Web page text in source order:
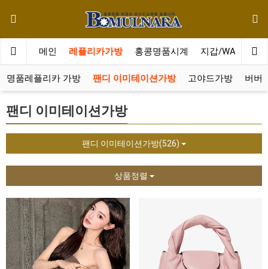
메인 레플리카가방 홍콩명품시계 지갑/WALLET
명품레플리카 가방 팬디 이미테이션가방 고야드가방 버버
팬디 이미테이션가방
팬디 이미테이션가방(526)
상품정렬